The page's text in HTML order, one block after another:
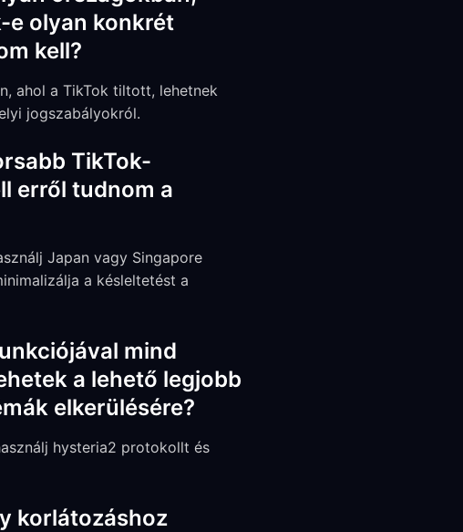
e olyan konkrét
kell?
ahol a TikTok tiltott, lehetnek
jogszabályokról.
TikTok-
erről tudnom a
Japan vagy Singapore
a késleltetést a
mind
a lehető legjobb
elkerülésére?
hysteria2 protokollt és
korlátozáshoz